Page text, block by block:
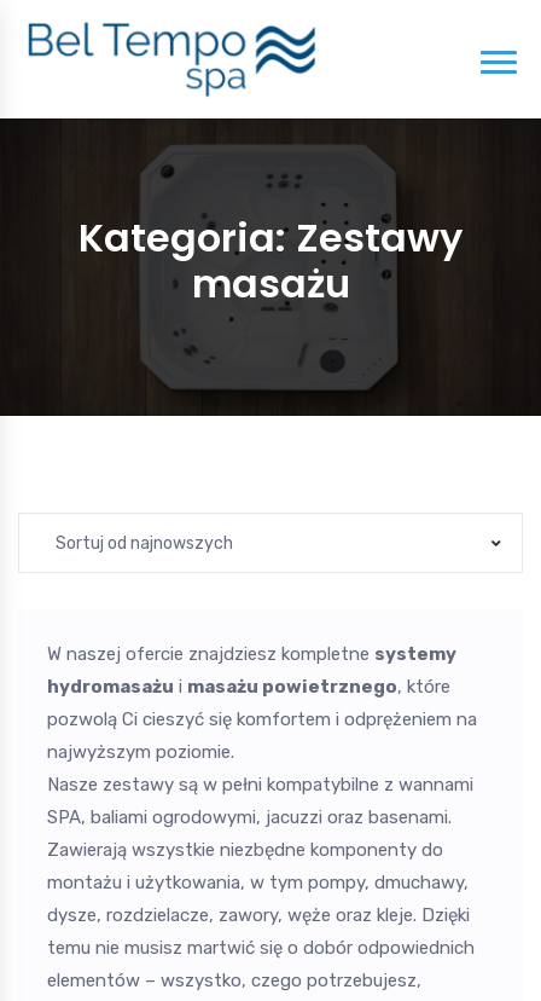
Kategoria:Zestawy
masażu
Sortuj od najnowszych
W naszej ofercie znajdziesz kompletne systemy
hydromasażu i masażu powietrznego, które
pozwolą Ci cieszyć się komfortem i odprężeniem na
najwyższym poziomie.
Nasze zestawy są w pełni kompatybilne z wannami
SPA, baliami ogrodowymi, jacuzzi oraz basenami.
Zawierają wszystkie niezbędne komponenty do
montażu i użytkowania, w tym pompy, dmuchawy,
dysze, rozdzielacze, zawory, węże oraz kleje. Dzięki
temu nie musisz martwić się o dobór odpowiednich
elementów – wszystko, czego potrzebujesz,